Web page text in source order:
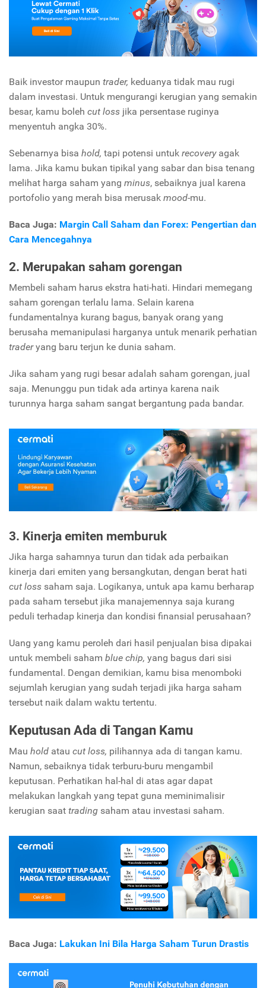
Baik investor maupun trader, keduanya tidak mau rugi
dalam investasi. Untuk mengurangi kerugian yang semakin
besar, kamu boleh cut loss jika persentase ruginya
menyentuh angka 30%.
Sebenarnya bisa hold, tapi potensi untuk recoveryagak
lama. Jika kamu bukan tipikal yang sabar dan bisa tenang
melihat harga saham yang minus, sebaiknya jual karena
portofolio yang merah bisa merusak mood-mu.
Baca Juga: Margin Call Saham dan Forex: Pengertian dan
Cara Mencegahnya
2. Merupakan saham gorengan
Membeli saham harus ekstra hati-hati. Hindari memegang
saham gorengan terlalu lama. Selain karena
fundamentalnya kurang bagus, banyak orang yang
berusaha memanipulasi harganya untuk menarik perhatian
traderyang baru terjun ke dunia saham.
Jika saham yang rugi besar adalah saham gorengan, jual
saja. Menunggu pun tidak ada artinya karena naik
turunnya harga saham sangat bergantung pada bandar.
3. Kinerja emiten memburuk
Jika harga sahamnya turun dan tidak ada perbaikan
kinerja dari emiten yang bersangkutan, dengan berat hati
cut loss saham saja. Logikanya, untuk apa kamu berharap
pada saham tersebut jika manajemennya saja kurang
peduli terhadap kinerja dan kondisi finansial perusahaan?
Uang yang kamu peroleh dari hasil penjualan bisa dipakai
untuk membeli saham blue chip, yang bagus dari sisi
fundamental. Dengan demikian, kamu bisa menomboki
sejumlah kerugian yang sudah terjadi jika harga saham
tersebut naik dalam waktu tertentu.
Keputusan Ada di Tangan Kamu
Mau hold atau cut loss, pilihannya ada di tangan kamu.
Namun, sebaiknya tidak terburu-buru mengambil
keputusan. Perhatikan hal-hal di atas agar dapat
melakukan langkah yang tepat guna meminimalisir
kerugian saat trading saham atau investasi saham.
Baca Juga: Lakukan Ini Bila Harga Saham Turun Drastis